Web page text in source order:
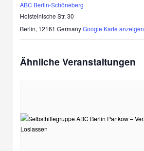
ABC Berlin-Schöneberg
Holsteinische Str. 30
Berlin, 12161 GermanyGoogle Karte anzeigen
Ähnliche Veranstaltungen